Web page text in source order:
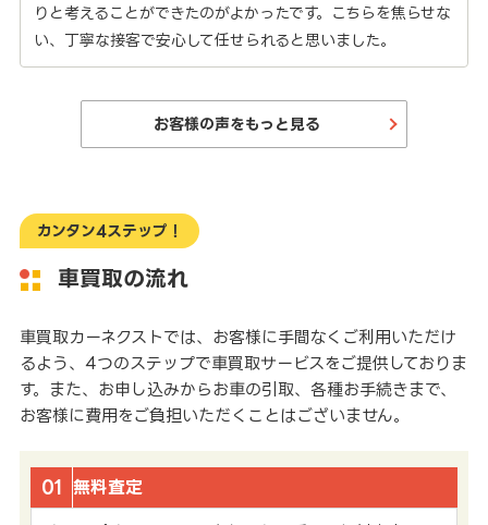
りと考えることができたのがよかったです。こちらを焦らせな
い、丁寧な接客で安心して任せられると思いました。
お客様の声をもっと見る
カンタン4ステップ！
車買取の流れ
車買取カーネクストでは、お客様に手間なくご利用いただけ
るよう、4つのステップで車買取サービスをご提供しておりま
す。また、お申し込みからお車の引取、各種お手続きまで、
お客様に費用をご負担いただくことはございません。
01 無料査定